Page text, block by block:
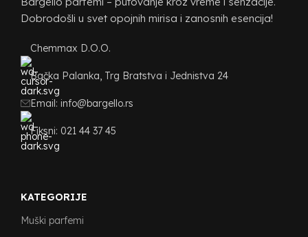
Dobrodošli u svet opojnih mirisa i zanosnih esencija!
Chemmax D.O.O.
Bačka Palanka, Trg Bratstva i Jednistva 24
Email: info@bargello.rs
Fiksni: 021 44 37 45
KATEGORIJE
Muški parfemi